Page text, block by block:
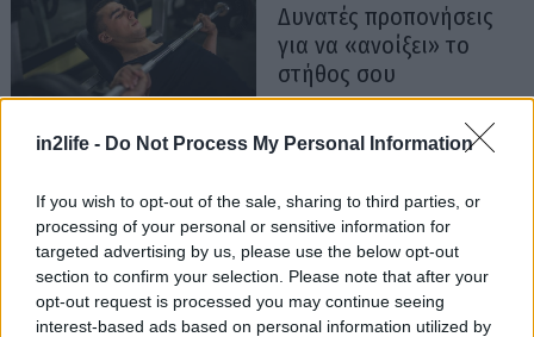
in2life - Do Not Process My Personal Information
If you wish to opt-out of the sale, sharing to third parties, or
processing of your personal or sensitive information for
targeted advertising by us, please use the below opt-out
section to confirm your selection. Please note that after your
opt-out request is processed you may continue seeing
interest-based ads based on personal information utilized by
Δυνατές προπονήσεις
για να «ανοίξει» το
στήθος σου
Περπάτημα στις
διακοπές: Το πιο
υποτιμημένο
«πρόγραμμα
γράμμωσης»